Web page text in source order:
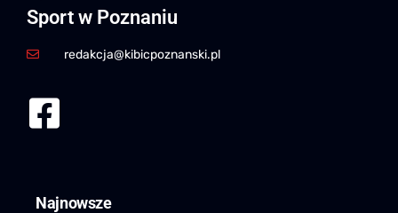
Sport w Poznaniu
redakcja@kibicpoznanski.pl
Najnowsze